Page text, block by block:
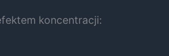
koncentracji: